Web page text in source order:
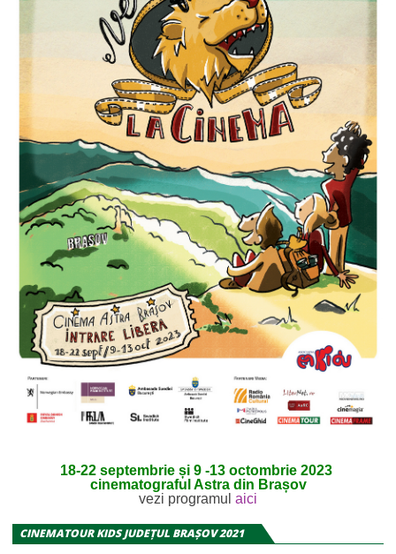
18-22 septembrie și 9 -13 octombrie 2023
cinematograful Astra din Brașov
vezi programul aici
CINEMATOUR KIDS JUDEȚUL BRAȘOV 2021